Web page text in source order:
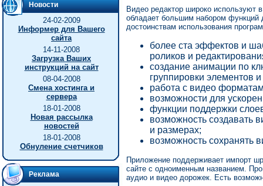
Новости
24-02-2009
Информер для Вашего
сайта
14-11-2008
Загрузка Ваших
инструкций на сайт
08-04-2008
Смена хостинга и
сервера
18-01-2008
Новая рассылка
новостей
18-01-2008
Обнуление счетчиков
Реклама
Видео редактор широко используют
обладает большим набором функций
достоинствам использования
более ста эффектов и
роликов и
создание анимации по
группировки элементов
работа с видео
возможности для
функции поддержки
возможность создавать
и размерах;
возможность сохранять
Приложение поддерживает импорт
сайте с одноименным названием.
аудио и видео дорожек. Есть